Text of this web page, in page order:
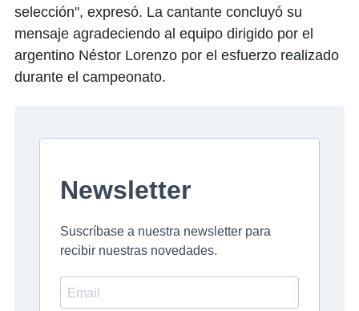
selección", expresó. La cantante concluyó su
mensaje agradeciendo al equipo dirigido por el
argentino Néstor Lorenzo por el esfuerzo realizado
durante el campeonato.